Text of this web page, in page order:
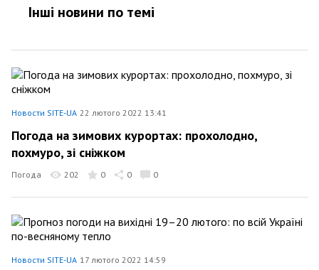
Інші новини по темi
Новости SITE-UA 22 лютого 2022 13:41
Погода на зимових курортах: прохолодно,
похмуро, зі сніжком
Погода 202 0 0 0
Новости SITE-UA 17 лютого 2022 14:59